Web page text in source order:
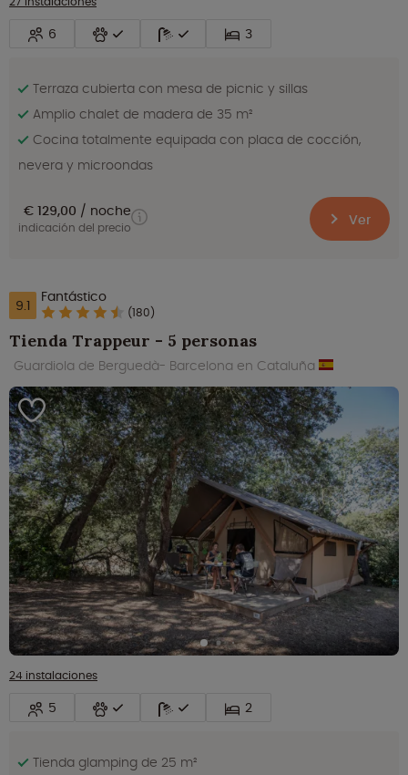
6 3
Terraza cubierta con mesa de picnic y sillas
Amplio chalet de madera de 35 m²
Cocina totalmente equipada con placa de cocción,
nevera y microondas
€ 129,00 noche
indicación del precio Ver
9.1 Fantástico
(180)
Tienda Trappeur - 5 personas
Guardiola de Berguedà- Barcelona en Cataluña
24 instalaciones
5 2
Tienda glamping de 25 m²